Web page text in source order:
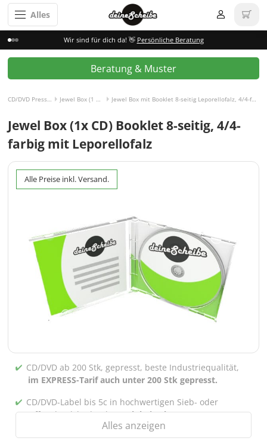
Alles
Wir sind für dich da! 👋 Persönliche Beratung
Beratung & Muster
CD/DVD Pressen Jewel Box (1 CD) Jewel Box mit Booklet 8-seitig Leporellofalz, 4/4-farbig
Jewel Box (1x CD) Booklet 8-seitig, 4/4-
farbig mit Leporellofalz
Alle Preise inkl. Versand.
CD/DVD ab 200 Stk, gepresst, beste Industriequalität,
im EXPRESS-Tarif auch unter 200 Stk gepresst.
CD/DVD-Label bis 5c in hochwertigen Sieb- oder
Offsetdruck bedruckt,auch bei gebrannten CDs/DVDs
Alles anzeigen